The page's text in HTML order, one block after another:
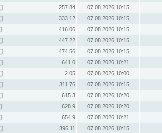
257.84
07.08.2026 10:15
333.12
07.08.2026 10:15
416.06
07.08.2026 10:15
447.22
07.08.2026 10:15
474.56
07.08.2026 10:15
641.0
07.08.2026 10:21
2.05
07.08.2026 10:00
311.76
07.08.2026 10:15
615.3
07.08.2026 10:20
628.9
07.08.2026 10:20
654.9
07.08.2026 10:21
396.11 07.08.2026 10:15